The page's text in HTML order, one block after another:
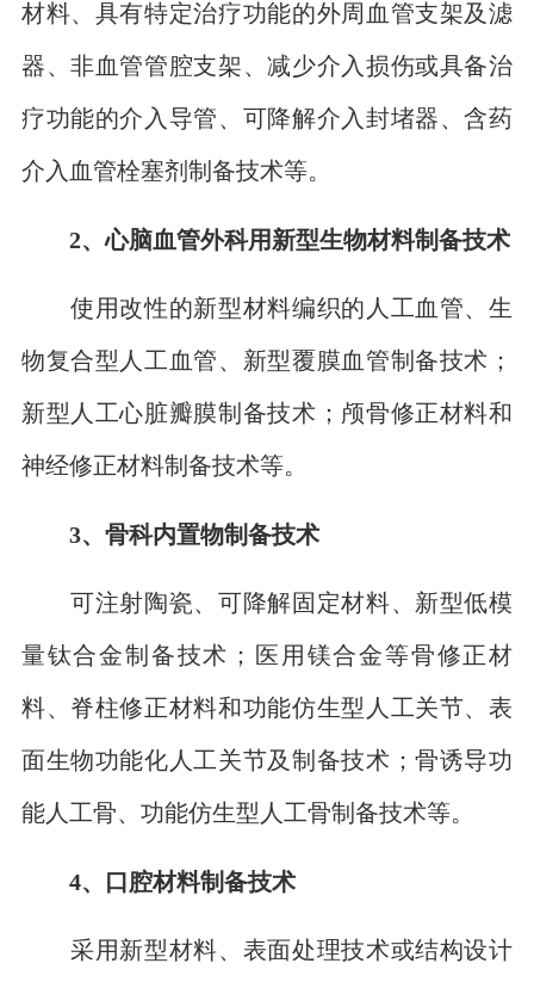
材料、具有特定治疗功能的外周血管支架及滤
器、非血管管腔支架、减少介入损伤或具备治
疗功能的介入导管、可降解介入封堵器、含药
介入血管栓塞剂制备技术等。
2、心脑血管外科用新型生物材料制备技术
使用改性的新型材料编织的人工血管、生
物复合型人工血管、新型覆膜血管制备技术；
新型人工心脏瓣膜制备技术；颅骨修正材料和
神经修正材料制备技术等。
3、骨科内置物制备技术
可注射陶瓷、可降解固定材料、新型低模
量钛合金制备技术；医用镁合金等骨修正材
料、脊柱修正材料和功能仿生型人工关节、表
面生物功能化人工关节及制备技术；骨诱导功
能人工骨、功能仿生型人工骨制备技术等。
4、口腔材料制备技术
采用新型材料、表面处理技术或结构设计